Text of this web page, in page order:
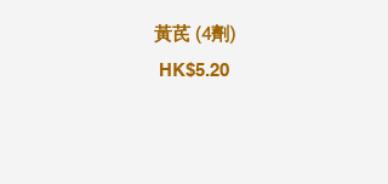
黃芪 (4劑)
HK$5.20